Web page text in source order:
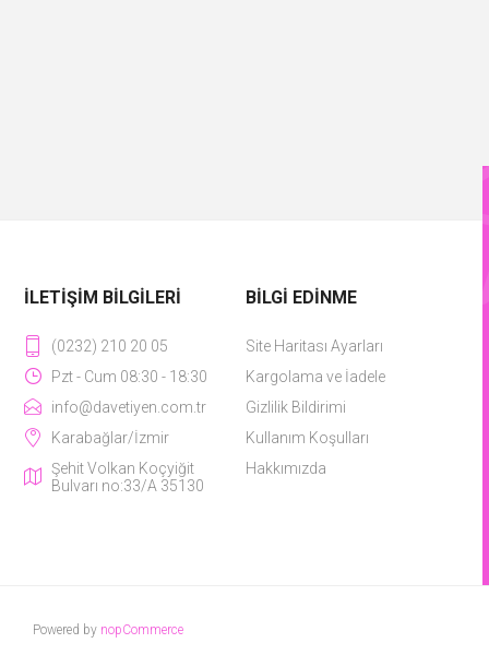
İLETIŞIM BILGILERI
(0232) 210 20 05
Pzt - Cum 08:30 - 18:30
info@davetiyen.com.tr
Karabağlar/İzmir
Şehit Volkan Koçyiğit
Bulvarı no:33/A 35130
BILGI EDINME
Site Haritası Ayarları
Kargolama ve İadele
Gizlilik Bildirimi
Kullanım Koşulları
Hakkımızda
Powered by nopCommerce